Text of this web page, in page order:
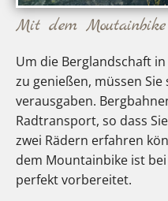
Mit dem
Um die Berglandschaft
zu genießen, müssen
verausgaben.
Radtransport, so dass
zwei Rädern erfahren
dem Mountainbike ist
perfekt vorbereitet.